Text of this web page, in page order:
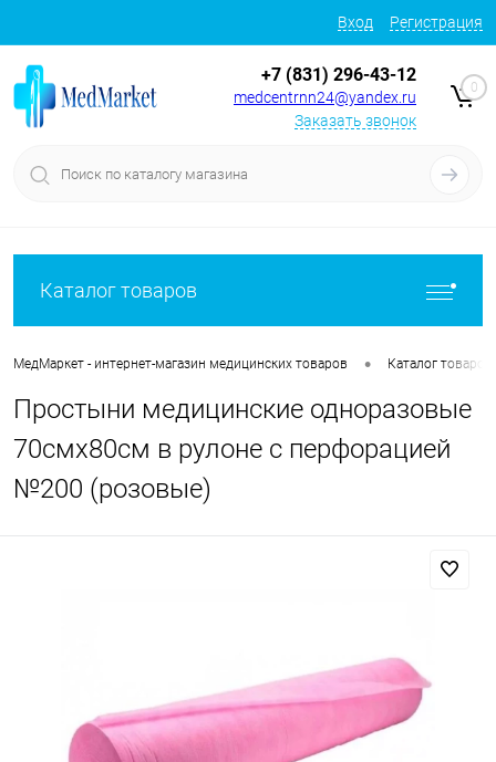
Вход Регистрация
+7 (831) 296-43-12
medcentrnn24@yandex.ru
Заказать звонок
0
Каталог товаров
МедМаркет - интернет-магазин медицинских товаров • Каталог товаров
Простыни медицинские одноразовые
70смх80см в рулоне с перфорацией
№200 (розовые)